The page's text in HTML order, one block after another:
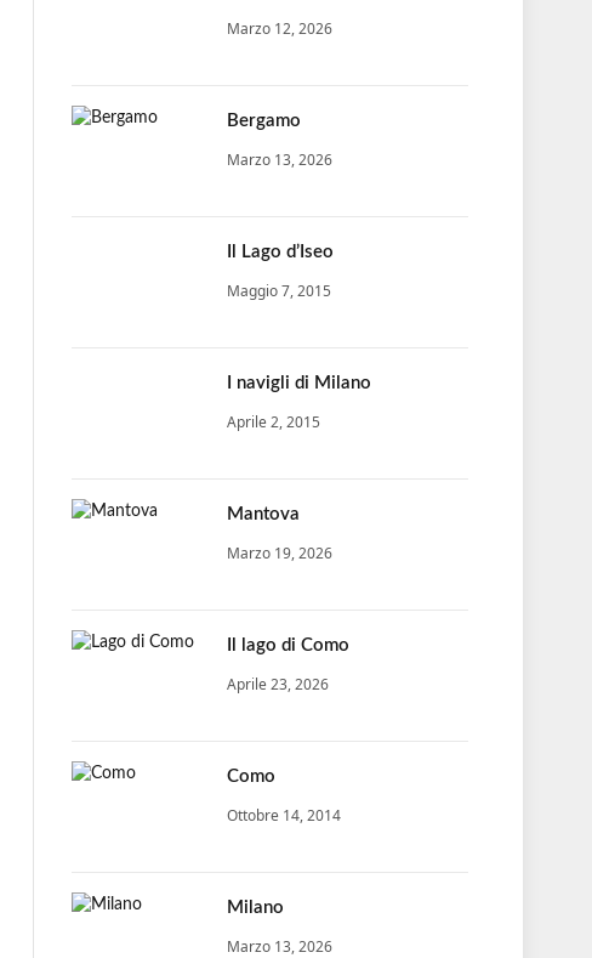
Marzo 12, 2026
Bergamo
Marzo 13, 2026
Il Lago d’Iseo
Maggio 7, 2015
I navigli di Milano
Aprile 2, 2015
Mantova
Marzo 19, 2026
Il lago di Como
Aprile 23, 2026
Como
Ottobre 14, 2014
Milano
Marzo 13, 2026